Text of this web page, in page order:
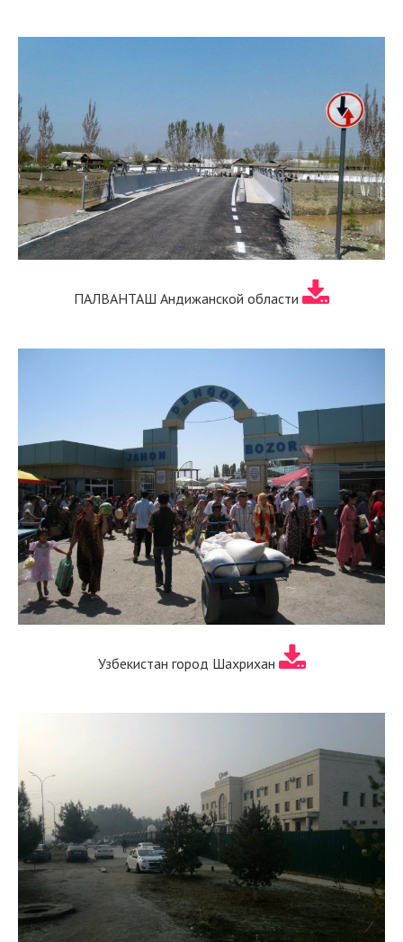
ПАЛВАНТАШ Андижанской области
Узбекистан город Шахрихан